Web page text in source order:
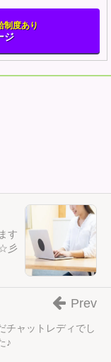
制度あり
ジ
す
彡
チャットレディでし
♪
Prev